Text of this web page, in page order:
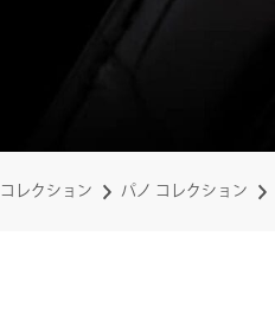
コレクション パノ コレクション